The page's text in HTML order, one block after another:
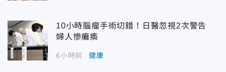
10小時腦瘤手術切錯！日醫忽視2次警告
婦人慘癱瘓
6小時前 健康